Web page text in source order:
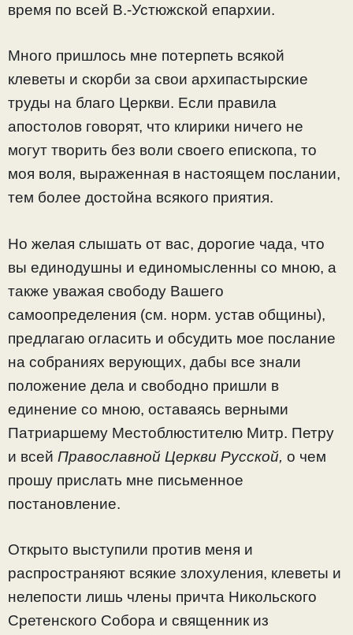
время по всей В.-Устюжской епархии.
Много пришлось мне потерпеть всякой
клеветы и скорби за свои архипастырские
труды на благо Церкви. Если правила
апостолов говорят, что клирики ничего не
могут творить без воли своего епископа, то
моя воля, выраженная в настоящем послании,
тем более достойна всякого приятия.
Но желая слышать от вас, дорогие чада, что
вы единодушны и единомысленны со мною, а
также уважая свободу Вашего
самоопределения (см. норм. устав общины),
предлагаю огласить и обсудить мое послание
на собраниях верующих, дабы все знали
положение дела и свободно пришли в
единение со мною, оставаясь верными
Патриаршему Местоблюстителю Митр. Петру
и всей Православной Церкви Русской, о чем
прошу прислать мне письменное
постановление.
Открыто выступили против меня и
распространяют всякие злохуления, клеветы и
нелепости лишь члены причта Никольского
Сретенского Собора и священник из